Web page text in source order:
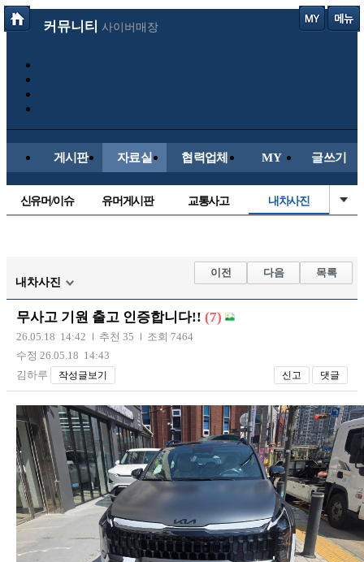
커뮤니티 사이버매장
게시판 자료실 협력업체 MY 글쓰기
신유머/이슈 유머게시판 교통사고 내차사진
자유사진 군사/무기
트럭/버스
장착시공사진
내차사진
이전 다음 목록
무사고 기원 출고 인증합니다!! (7)
26.05.18 14:42 추천 35
조회 7464
수정 26.05.18 14:43
김하루
작성글보기 신고 댓글